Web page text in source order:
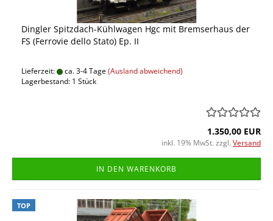
Dingler Spitzdach-Kühlwagen Hgc mit Bremserhaus der
FS (Ferrovie dello Stato) Ep. II
Lieferzeit: ca. 3-4 Tage(Ausland abweichend)
Lagerbestand: 1 Stück
1.350,00 EUR
inkl. 19% MwSt. zzgl. Versand
IN DEN WARENKORB
TOP